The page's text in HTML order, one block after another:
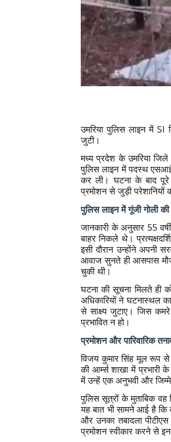
उमरिया पुलिस लाइन में
जुटी।
मध्य प्रदेश के उमरिया
पुलिस लाइन में पदस्थ
कर ली। घटना के बाद
प्रमोशन से जुड़ी परेशानियों
पुलिस लाइन में गूंजी गोली
जानकारी के अनुसार 55
बाहर निकले थे।
इसी दौरान उन्होंने अपनी
आवाज सुनते ही आसपास
चुकी थी।
घटना की सूचना मिलते ही
अधिकारियों ने घटनास्थल
से साक्ष्य जुटाए। जिस
प्रभावित न हो।
प्रमोशन और पारिवारिक
विजय कुमार सिंह मूल रूप
की आर्म्स शाखा में प्रभारी
में उन्हें एक अनुभवी और
पुलिस सूत्रों के मुताबिक
यह बात भी सामने आई है
और उनका तबादला
प्रमोशन स्वीकार करने से